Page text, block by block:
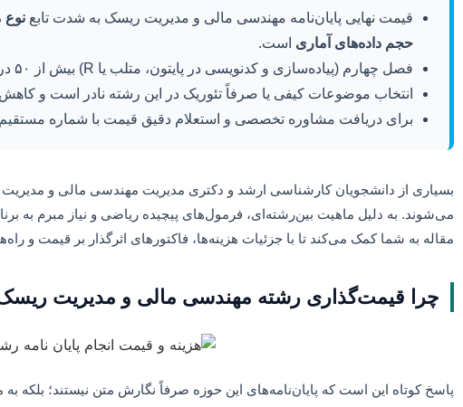
قیمت نهایی پایان‌نامه مهندسی مالی و مدیریت ریسک به شدت تابع
حجم داده‌های آماری است.
فصل چهارم (پیاده‌سازی و کدنویسی در پایتون، متلب یا R) بیش از ۵۰ درصد هزینه کل پروژه را به خود اختصاص می‌دهد.
انتخاب موضوعات کیفی یا صرفاً تئوریک در این رشته نادر است و
برای دریافت مشاوره تخصصی و استعلام دقیق قیمت با شماره مستقیم
بسیاری از دانشجویان کارشناسی ارشد و دکتری مدیریت مهندسی مالی و مدیریت
می‌شوند. به دلیل ماهیت بین‌رشته‌ای، فرمول‌های پیچیده ریاضی و نیاز مبرم به
مقاله به شما کمک می‌کند تا با جزئیات هزینه‌ها، فاکتورهای اثرگذار بر قیمت و
چرا قیمت‌گذاری رشته مهندسی مالی و مدیریت
پاسخ کوتاه این است که پایان‌نامه‌های این حوزه صرفاً نگارش متن نیستند؛ بلکه